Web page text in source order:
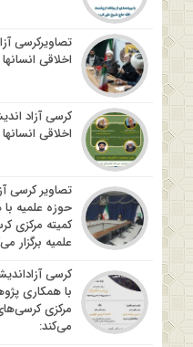
تصاویرکرسی
اخلاقی
کرسی آزاد
اخلاقی
تصاویر کرسی
حوزه علمیه
کمیته مرکزی
علمیه برگزار
کرسی
با همکاری
مرکزی
می‌کند: